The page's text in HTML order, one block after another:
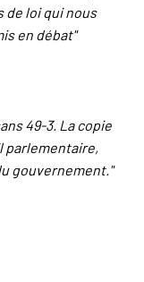
de loi qui nous
en débat"
49-3. La copie
parlementaire,
gouvernement."